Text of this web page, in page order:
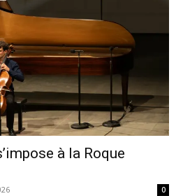
à la Roque
0